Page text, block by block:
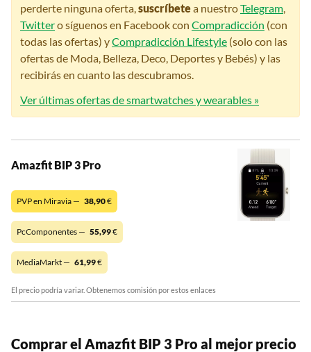
perderte ninguna oferta, suscríbetea nuestroTelegram
Twittero síguenos en Facebook con Compradicción (con
todas las ofertas) yCompradicción Lifestyle (solo con las
ofertas de Moda, Belleza, Deco, Deportes y Bebés) y las
recibirás en cuanto las descubramos.
Ver últimas ofertas de smartwatches y wearables »
Amazfit BIP 3 Pro
PVP en Miravia — 38,90€
PcComponentes — 55,99€
MediaMarkt — 61,99€
El precio podría variar. Obtenemos comisión por estos enlaces
Comprar el Amazfit BIP 3 Pro al mejor precio